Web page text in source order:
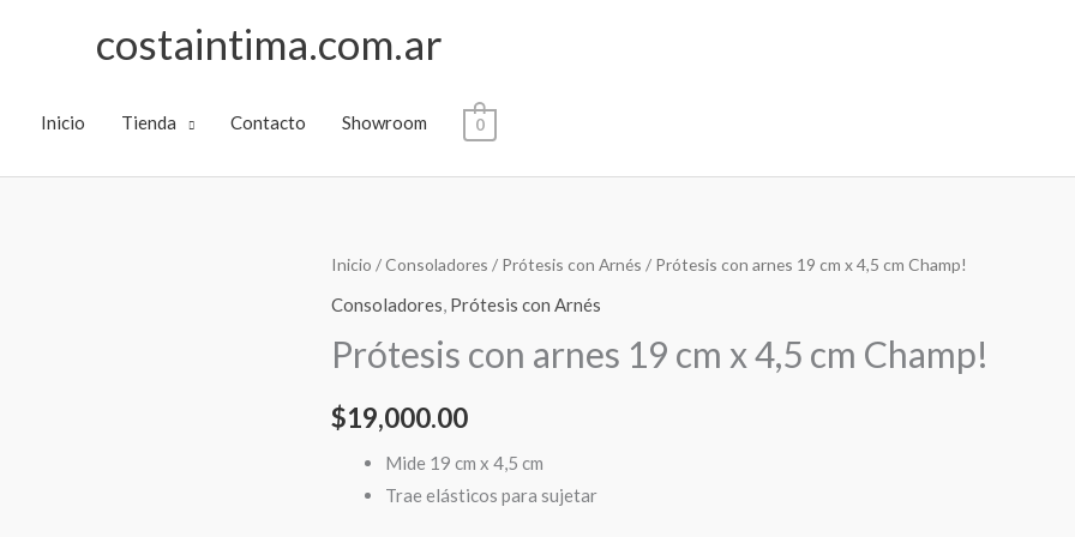
costaintima.com.ar
Inicio Tienda Contacto Showroom 0
Inicio /Consoladores / Prótesis con Arnés / Prótesis con arnes 19 cm x 4,5 cm Champ!
Consoladores, Prótesis con Arnés
Prótesis con arnes 19 cm x 4,5 cm Champ!
$19,000.00
Mide 19 cm x 4,5 cm
Trae elásticos para sujetar
Prótesis
con
19
x